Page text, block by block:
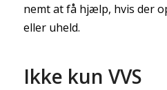
nemt at få hjælp, hvis der
eller uheld.
Ikke kun VVS